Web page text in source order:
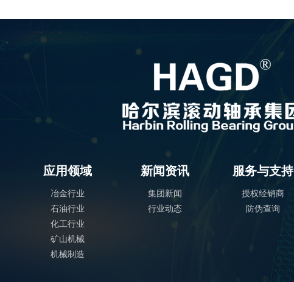
应用领域
冶金行业
石油行业
化工行业
矿山机械
机械制造
新闻资讯
集团新闻
行业动态
服务与支持
授权经销商
防伪查询